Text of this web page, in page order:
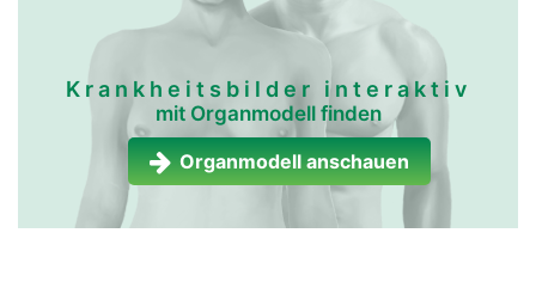
Krankheitsbilder interaktiv
mit Organmodell finden
Organmodell anschauen